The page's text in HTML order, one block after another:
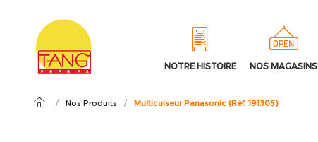
NOTRE HISTOIRE NOS MAGASINS
/ Nos Produits / Multicuiseur Panasonic (Réf. 191305)